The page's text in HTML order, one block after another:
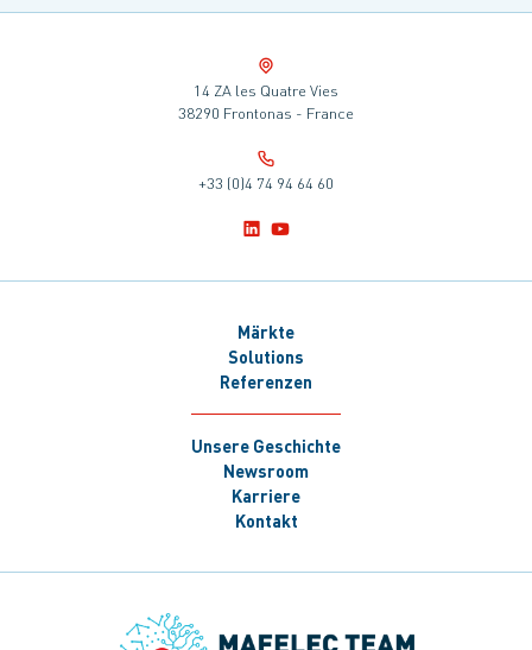
14 ZA les Quatre Vies
38290 Frontonas - France
+33 (0)4 74 94 64 60
Märkte
Solutions
Referenzen
Unsere Geschichte
Newsroom
Karriere
Kontakt